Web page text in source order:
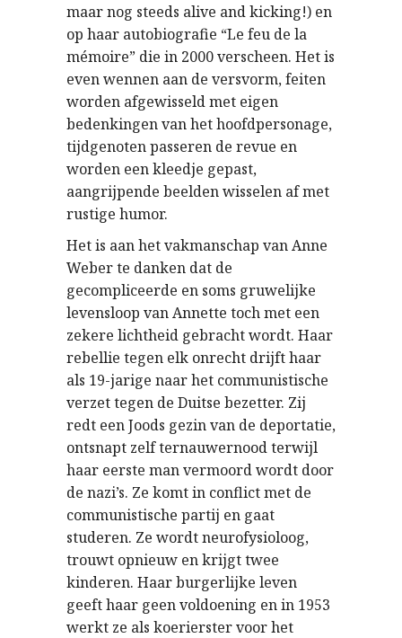
maar nog steeds alive and kicking!) en
op haar autobiografie “Le feu de la
mémoire” die in 2000 verscheen. Het is
even wennen aan de versvorm, feiten
worden afgewisseld met eigen
bedenkingen van het hoofdpersonage,
tijdgenoten passeren de revue en
worden een kleedje gepast,
aangrijpende beelden wisselen af met
rustige humor.
Het is aan het vakmanschap van Anne
Weber te danken dat de
gecompliceerde en soms gruwelijke
levensloop van Annette toch met een
zekere lichtheid gebracht wordt. Haar
rebellie tegen elk onrecht drijft haar
als 19-jarige naar het communistische
verzet tegen de Duitse bezetter. Zij
redt een Joods gezin van de deportatie,
ontsnapt zelf ternauwernood terwijl
haar eerste man vermoord wordt door
de nazi’s. Ze komt in conflict met de
communistische partij en gaat
studeren. Ze wordt neurofysioloog,
trouwt opnieuw en krijgt twee
kinderen. Haar burgerlijke leven
geeft haar geen voldoening en in 1953
werkt ze als koerierster voor het